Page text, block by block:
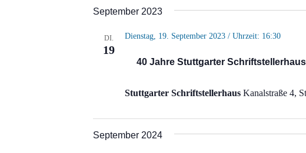
September 2023
DI.
19
40 Jahre Stuttgarter
Dienstag, 19. September 2023 / Uhrzeit: 16:30
Stuttgarter Schriftstellerhaus Kanalstraße 4,
September 2024